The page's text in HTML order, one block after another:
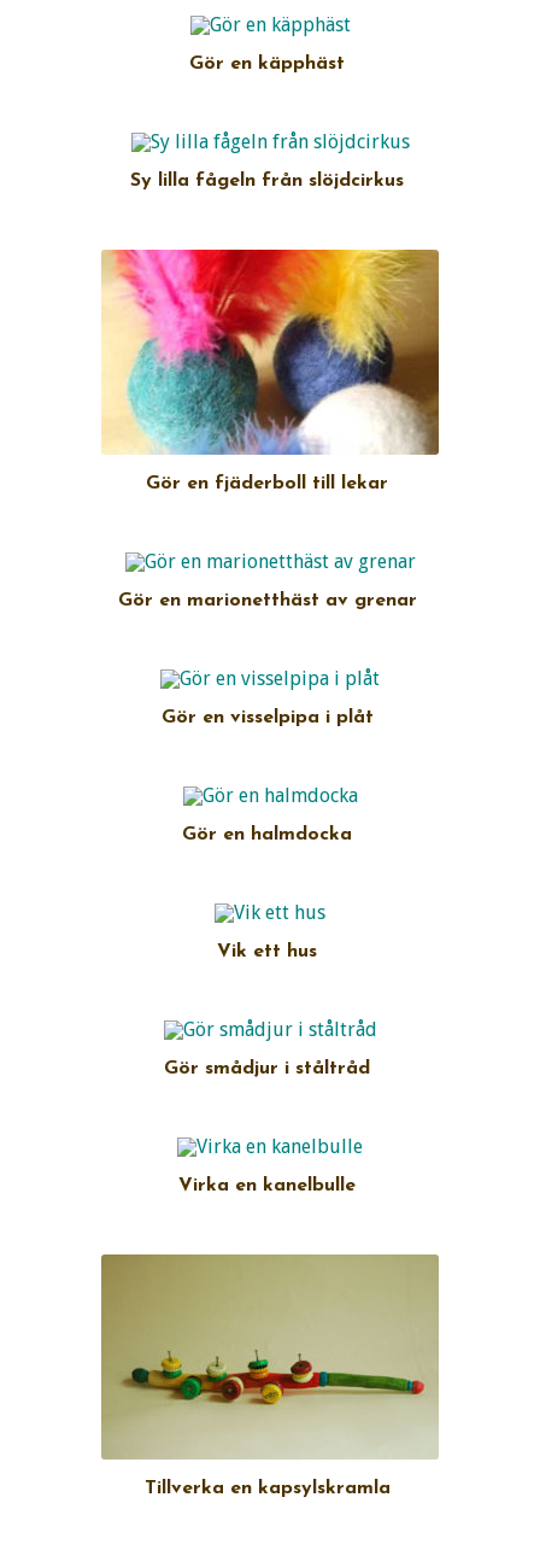
Gör en käpphäst
Sy lilla fågeln från slöjdcirkus
Gör en fjäderboll till lekar
Gör en marionetthäst av grenar
Gör en visselpipa i plåt
Gör en halmdocka
Vik ett hus
Gör smådjur i ståltråd
Virka en kanelbulle
Tillverka en kapsylskramla